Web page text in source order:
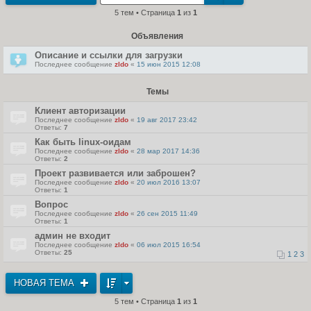
н
5 тем • Страница 1 из 1
Объявления
Описание и ссылки для загрузки
Последнее сообщение zldo « 15 июн 2015 12:08
Темы
Клиент авторизации
Последнее сообщение zldo « 19 авг 2017 23:42
Ответы: 7
Как быть linux-оидам
Последнее сообщение zldo « 28 мар 2017 14:36
Ответы: 2
Проект развивается или заброшен?
Последнее сообщение zldo « 20 июл 2016 13:07
Ответы: 1
Вопрос
Последнее сообщение zldo « 26 сен 2015 11:49
Ответы: 1
админ не входит
Последнее сообщение zldo « 06 июл 2015 16:54
Ответы: 25 1 2 3
НОВАЯ ТЕМА
5 тем • Страница 1 из 1